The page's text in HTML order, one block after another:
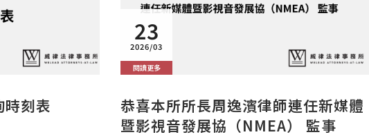
刻表
23
2026/03
閱讀更多
恭喜本所所長周逸濱律師連任新媒體
暨影視音發展協（NMEA） 監事